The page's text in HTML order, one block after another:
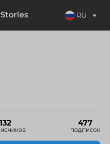
Stories RU
132 477
подписок